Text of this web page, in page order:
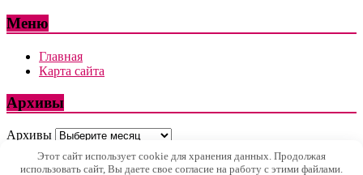
Меню
Главная
Карта сайта
Архивы
Архивы
Этот сайт использует cookie для хранения данных. Продолжая
использовать сайт, Вы даете свое согласие на работу с этими файлами.